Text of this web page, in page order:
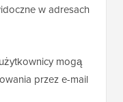
w adresach
mogą
przez e-mail